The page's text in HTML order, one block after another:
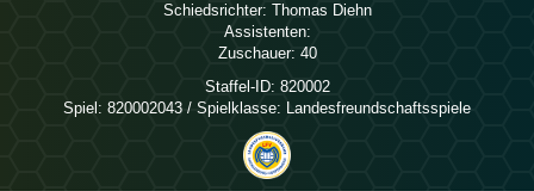
Schiedsrichter:  
Assistenten:
Zuschauer: 40
Staffel-ID: 820002
Spiel: 820002043 / Spielklasse: Landesfreundschaftsspiele